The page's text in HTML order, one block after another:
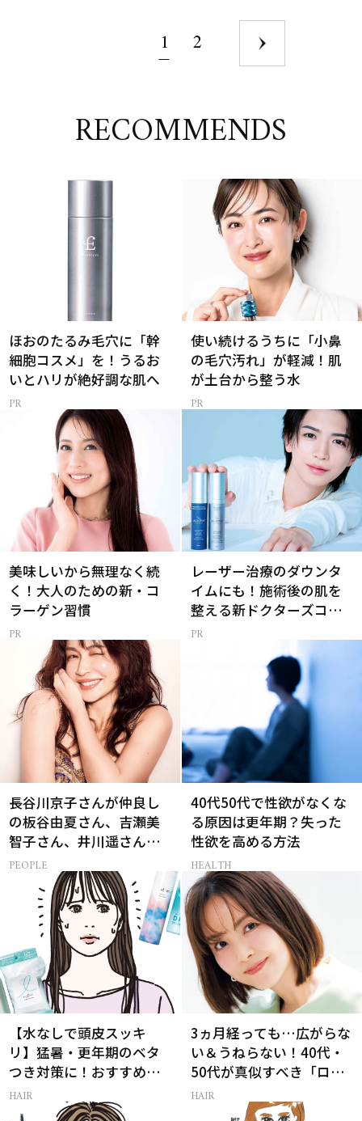
1 2
RECOMMENDS
ほおのたるみ毛穴に「幹
細胞コスメ」を！うるお
いとハリが絶好調な肌へ
使い続けるうちに「小鼻
の毛穴汚れ」が軽減！肌
が土台から整う水
美味しいから無理なく続
く！大人のための新・コ
ラーゲン習慣
レーザー治療のダウンタ
イムにも！施術後の肌を
整える新ドクターズコス
メ
長谷川京子さんが仲良し
の板谷由夏さん、吉瀬美
智子さん、井川遥さんと
集まる理由は…
PEOPLE
40代50代で性欲がなくな
る原因は更年期？失った
性欲を高める方法
HEALTH
【水なしで頭皮スッキ
リ】猛暑・更年期のベタ
つき対策に！おすすめ最
新ドライシャンプー4選
HAIR
3ヵ月経っても…広がらな
い＆うねらない！40代・
50代が真似すべき「ロー
レイヤーボブ」
HAIR